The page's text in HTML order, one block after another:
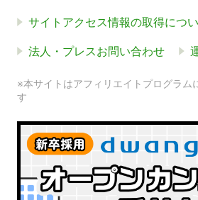
サイトアクセス情報の取得につ
法人・プレスお問い合わせ
※本サイトはアフィリエイトプログラム
す